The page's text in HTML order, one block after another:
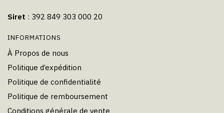
Siret : 392 849 303 000 20
INFORMATIONS
À Propos de nous
Politique d’expédition
Politique de confidentialité
Politique de remboursement
Conditions générale de vente